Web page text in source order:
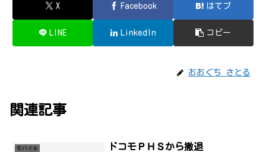
X Facebook はてブ
LINE LinkedIn コピー
おおぐち さとる
関連記事
モバイル ドコモＰＨＳから撤退